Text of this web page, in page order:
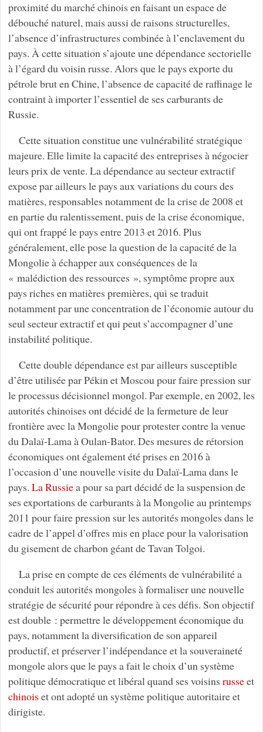
proximité du marché chinois en faisant un espace de
débouché naturel, mais aussi de raisons structurelles,
l’absence d’infrastructures combinée à l’enclavement du
pays. À cette situation s’ajoute une dépendance sectorielle
à l’égard du voisin russe. Alors que le pays exporte du
pétrole brut en Chine, l’absence de capacité de raffinage le
contraint à importer l’essentiel de ses carburants de
Russie.
Cette situation constitue une vulnérabilité stratégique
majeure. Elle limite la capacité des entreprises à négocier
leurs prix de vente. La dépendance au secteur extractif
expose par ailleurs le pays aux variations du cours des
matières, responsables notamment de la crise de 2008 et
en partie du ralentissement, puis de la crise économique,
qui ont frappé le pays entre 2013 et 2016. Plus
généralement, elle pose la question de la capacité de la
Mongolie à échapper aux conséquences de la
« malédiction des ressources », symptôme propre aux
pays riches en matières premières, qui se traduit
notamment par une concentration de l’économie autour du
seul secteur extractif et qui peut s’accompagner d’une
instabilité politique.
Cette double dépendance est par ailleurs susceptible
d’être utilisée par Pékin et Moscou pour faire pression sur
le processus décisionnel mongol. Par exemple, en 2002, les
autorités chinoises ont décidé de la fermeture de leur
frontière avec la Mongolie pour protester contre la venue
du Dalaï-Lama à Oulan-Bator. Des mesures de rétorsion
économiques ont également été prises en 2016 à
l’occasion d’une nouvelle visite du Dalaï-Lama dans le
pays. La Russiea pour sa part décidé de la suspension de
ses exportations de carburants à la Mongolie au printemps
2011 pour faire pression sur les autorités mongoles dans le
cadre de l’appel d’offres mis en place pour la valorisation
du gisement de charbon géant de Tavan Tolgoi.
La prise en compte de ces éléments de vulnérabilité a
conduit les autorités mongoles à formaliser une nouvelle
stratégie de sécurité pour répondre à ces défis. Son objectif
est double : permettre le développement économique du
pays, notamment la diversification de son appareil
productif, et préserver l’indépendance et la souveraineté
mongole alors que le pays a fait le choix d’un système
politique démocratique et libéral quand ses voisins russeet
chinoiset ont adopté un système politique autoritaire et
dirigiste.